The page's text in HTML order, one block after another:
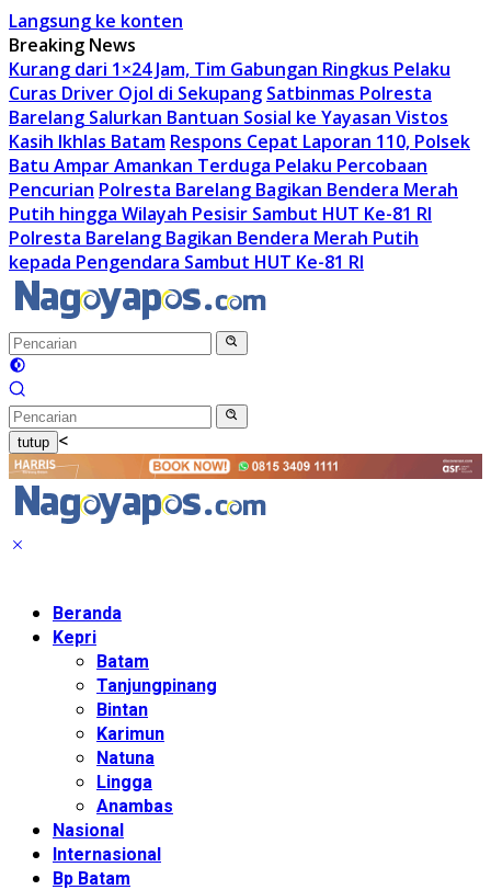
Langsung ke konten
Breaking News
Kurang dari 1×24 Jam, Tim Gabungan Ringkus Pelaku
Curas Driver Ojol di Sekupang Satbinmas Polresta
Barelang Salurkan Bantuan Sosial ke Yayasan Vistos
Kasih Ikhlas Batam Respons Cepat Laporan 110, Polsek
Batu Ampar Amankan Terduga Pelaku Percobaan
Pencurian Polresta Barelang Bagikan Bendera Merah
Putih hingga Wilayah Pesisir Sambut HUT Ke-81 RI
Polresta Barelang Bagikan Bendera Merah Putih
kepada Pengendara Sambut HUT Ke-81 RI
tutup <
Beranda
Kepri
Batam
Tanjungpinang
Bintan
Karimun
Natuna
Lingga
Anambas
Nasional
Internasional
Bp Batam